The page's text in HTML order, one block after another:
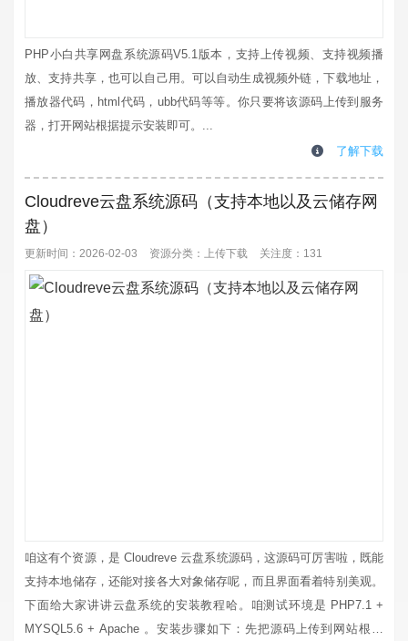
PHP小白共享网盘系统源码V5.1版本，支持上传视频、支持视频播
放、支持共享，也可以自己用。可以自动生成视频外链，下载地址，
播放器代码，html代码，ubb代码等等。你只要将该源码上传到服务
器，打开网站根据提示安装即可。...
了解下载
Cloudreve云盘系统源码（支持本地以及云储存网
盘）
更新时间：2026-02-03 资源分类： 上传下载 关注度：131
咱这有个资源，是 Cloudreve 云盘系统源码，这源码可厉害啦，既能
支持本地储存，还能对接各大对象储存呢，而且界面看着特别美观。
下面给大家讲讲云盘系统的安装教程哈。咱测试环境是 PHP7.1 +
MYSQL5.6 + Apache 。安装步骤如下：先把源码上传到网站根目